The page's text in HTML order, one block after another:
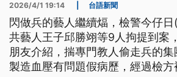
2026/4/1 19:14 台語新聞
閃做兵的藝人繼續煏，檢警今仔日
共藝人王子邱勝翊等9人拘提到案
朋友介紹，揣專門教人偷走兵的集
製造血壓有問題假病歷，經過檢